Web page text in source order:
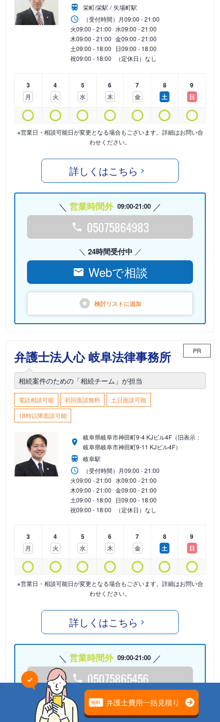
栄町/栄駅
矢場町駅
（受付時間） 月09:00 - 21:00
火09:00 - 21:00 水09:00 - 21:00
木09:00 - 21:00 金09:00 - 21:00
土09:00 - 18:00 日09:00 - 18:00
祝09:00 - 18:00 （定休日）なし
3
月
4
火
5
水
6
木
7
金
8
土
9
日
※営業日・相談可能日が変更となる場合もございます。詳細はお問い合
わせください。
詳しくはこちら
営業時間外 09:00-21:00
05075864983
24時間受付中
Webで相談
検討リストに追加
弁護士法人心 岐阜法律事務所 PR
相続案件のための「相続チーム」が担当
電話相談可能 初回面談無料
土日面談可能
18時以降面談可能
岐阜県岐阜市神田町9-4 KJビル4F（旧表示：
岐阜県岐阜市神田町9-11 KJビル4F）
岐阜駅
（受付時間） 月09:00 - 21:00
火09:00 - 21:00 水09:00 - 21:00
木09:00 - 21:00 金09:00 - 21:00
土09:00 - 18:00 日09:00 - 18:00
祝09:00 - 18:00 （定休日）なし
3
月
4
火
5
水
6
木
7
金
8
土
9
日
※営業日・相談可能日が変更となる場合もございます。詳細はお問い合
わせください。
詳しくはこちら
営業時間外 09:00-21:00
05075865456
24時間受付中